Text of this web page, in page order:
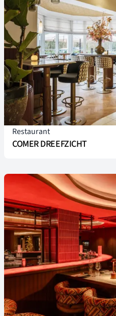
Restaurant
COMER DREEFZICHT